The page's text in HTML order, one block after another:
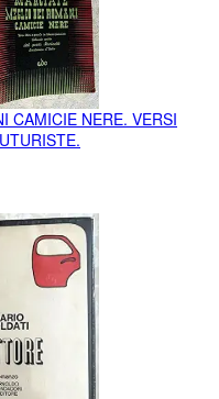
CAMICIE NERE. VERSI